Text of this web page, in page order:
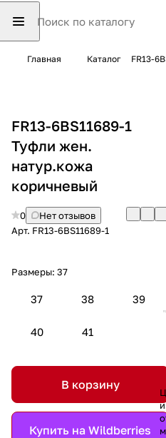
Главная Каталог FR13-
FR13-6BS11689-1
Туфли жен.
натур.кожа
коричневый
0
Нет отзывов
Арт. FR13-6BS11689-1
Размеры: 37
37 38 39
40 41
В корзину
Купить на Wildberries